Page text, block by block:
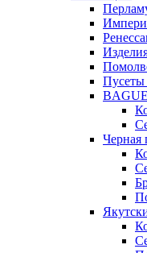
Пусеты
Черная